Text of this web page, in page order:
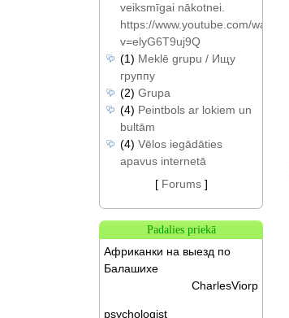
veiksmīgai nākotnei.
https://www.youtube.com/watch?
v=elyG6T9uj9Q
(1) Meklē grupu / Ищу
группу
(2) Grupa
(4) Peintbols ar lokiem un
bultām
(4) Vēlos iegādāties
apavus internetā
[ Forums]
Padalies priekā
Африканки на выезд по
Балашихе
CharlesViorp
psychologist